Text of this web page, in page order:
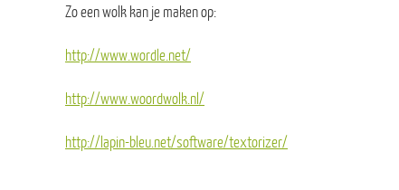
Zo een wolk kan je maken op:
http://www.wordle.net/
http://www.woordwolk.nl/
http://lapin-bleu.net/software/textorizer/